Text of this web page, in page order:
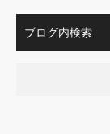
ブログ内検索